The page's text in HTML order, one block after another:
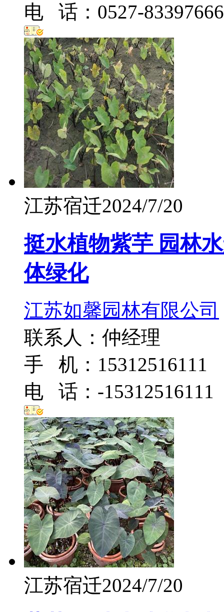
电 话：0527-83397666
江苏宿迁2024/7/20
挺水植物紫芋 园林
体绿化
江苏如馨园林有限公司
联系人：仲经理
手 机：15312516111
电 话：-15312516111
江苏宿迁2024/7/20